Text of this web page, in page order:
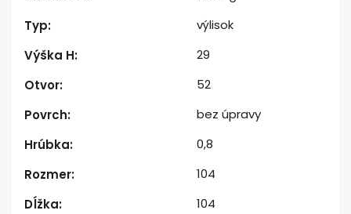
Typ:
výlisok
Výška H:
29
Otvor:
52
Povrch:
bez úpravy
Hrúbka:
0,8
Rozmer:
104
Dĺžka:
104